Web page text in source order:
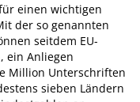
einen wichtigen
der so genannten
seitdem EU-
ein Anliegen
Million Unterschriften
sieben Ländern